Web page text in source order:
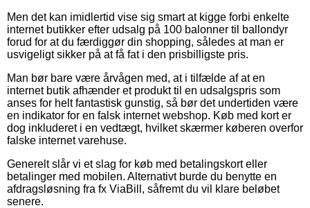
Men det kan imidlertid vise sig smart at kigge forbi enkelte
internet butikker efter udsalg på 100 balonner til ballondyr
forud for at du færdiggør din shopping, således at man er
usvigeligt sikker på at få fat i den prisbilligste pris.
Man bør bare være årvågen med, at i tilfælde af at en
internet butik afhænder et produkt til en udsalgspris som
anses for helt fantastisk gunstig, så bør det undertiden være
en indikator for en falsk internet webshop. Køb med kort er
dog inkluderet i en vedtægt, hvilket skærmer køberen overfor
falske internet varehuse.
Generelt slår vi et slag for køb med betalingskort eller
betalinger med mobilen. Alternativt burde du benytte en
afdragsløsning fra fx ViaBill, såfremt du vil klare beløbet
senere.